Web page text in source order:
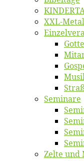
XXL-
Se­mi­na­re
Zel­te und